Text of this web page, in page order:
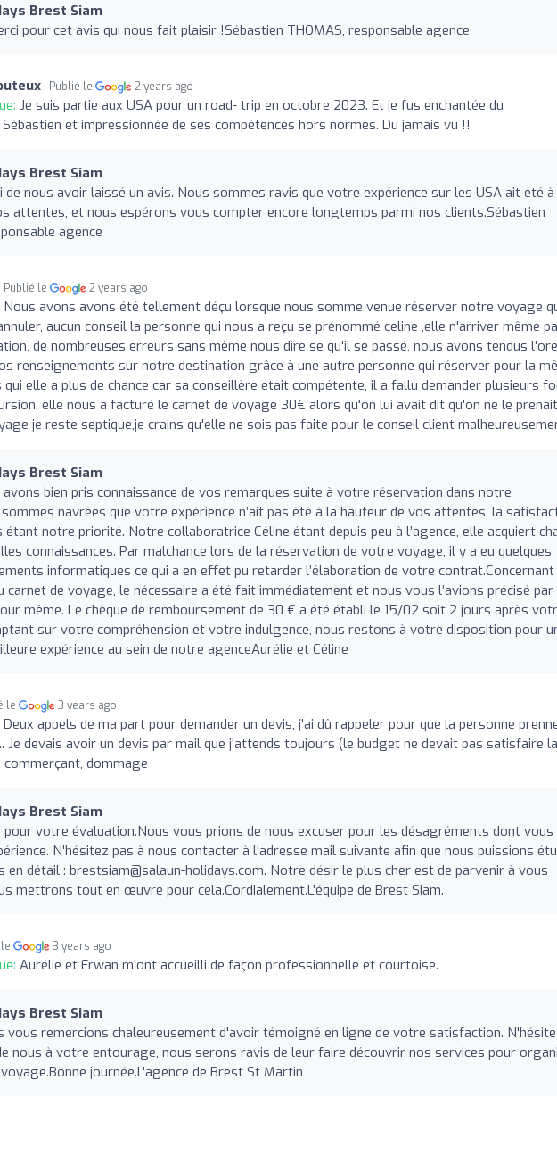
Brest Siam
pour cet avis qui nous fait plaisir !Sébastien THOMAS, responsable agence
Publié le 2 years ago
Je suis partie aux USA pour un road- trip en octobre 2023. Et je fus enchantée du
et impressionnée de ses compétences hors normes. Du jamais vu !!
Brest Siam
de nous avoir laissé un avis. Nous sommes ravis que votre expérience sur les USA ait été
attentes, et nous espérons vous compter encore longtemps parmi nos clients.Sébastien
agence
Publié le 2 years ago
Nous avons avons été tellement déçu lorsque nous somme venue réserver notre voyage
aucun conseil la personne qui nous a reçu se prénommé celine ,elle n'arriver même
de nombreuses erreurs sans même nous dire se qu'il se passé, nous avons tendus
renseignements sur notre destination grâce à une autre personne qui réserver pour la
elle a plus de chance car sa conseillère etait compétente, il a fallu demander plusieurs
elle nous a facturé le carnet de voyage 30€ alors qu'on lui avait dit qu'on ne le
je reste septique,je crains qu'elle ne sois pas faite pour le conseil client
Brest Siam
avons bien pris connaissance de vos remarques suite à votre réservation dans notre
navrées que votre expérience n’ait pas été à la hauteur de vos attentes, la
étant notre priorité. Notre collaboratrice Céline étant depuis peu à l’agence, elle acquiert
connaissances. Par malchance lors de la réservation de votre voyage, il y a eu quelques
informatiques ce qui a en effet pu retarder l’élaboration de votre
carnet de voyage, le nécessaire a été fait immédiatement et nous vous l’avions précisé par
même. Le chèque de remboursement de 30 € a été établi le 15/02 soit 2 jours après
sur votre compréhension et votre indulgence, nous restons à votre disposition pour
expérience au sein de notre agenceAurélie et Céline
le 3 years ago
Deux appels de ma part pour demander un devis, j'ai dû rappeler pour que la personne
Je devais avoir un devis par mail que j'attends toujours (le budget ne devait pas satisfaire la
dommage
Brest Siam
pour votre évaluation.Nous vous prions de nous excuser pour les désagréments dont vous
N'hésitez pas à nous contacter à l'adresse mail suivante afin que nous puissions
en détail : brestsiam@salaun-holidays.com. Notre désir le plus cher est de parvenir à vous
mettrons tout en œuvre pour cela.Cordialement.L'équipe de Brest Siam.
3 years ago
Aurélie et Erwan m'ont accueilli de façon professionnelle et courtoise.
Brest Siam
vous remercions chaleureusement d'avoir témoigné en ligne de votre satisfaction.
nous à votre entourage, nous serons ravis de leur faire découvrir nos services pour
journée.L'agence de Brest St Martin